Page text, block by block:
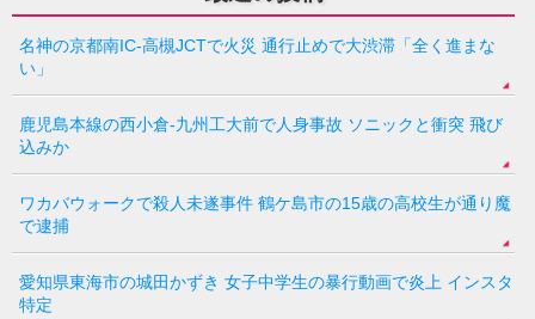
名神の京都南IC-高槻JCTで火災 通行止めで大渋滞「全く進まな
い」
鹿児島本線の西小倉-九州工大前で人身事故 ソニックと衝突 飛び
込みか
ワカバウォークで殺人未遂事件 鶴ケ島市の15歳の高校生が通り魔
で逮捕
愛知県東海市の城田かずき 女子中学生の暴行動画で炎上 インスタ
特定